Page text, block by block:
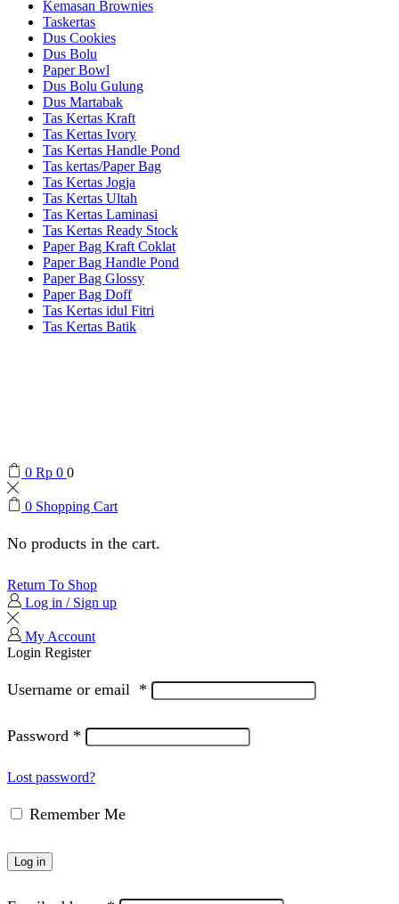
Kemasan Brownies
Taskertas
Dus Cookies
Dus Bolu
Paper Bowl
Dus Bolu Gulung
Dus Martabak
Tas Kertas Kraft
Tas Kertas Ivory
Tas Kertas Handle Pond
Tas kertas/Paper Bag
Tas Kertas Jogja
Tas Kertas Ultah
Tas Kertas Laminasi
Tas Kertas Ready Stock
Paper Bag Kraft Coklat
Paper Bag Handle Pond
Paper Bag Glossy
Paper Bag Doff
Tas Kertas idul Fitri
Tas Kertas Batik
0 Rp 0 0
0 Shopping Cart
No products in the cart.
Return To Shop
Log in / Sign up
My Account
Login Register
Username or email *
Password *
Lost password?
Remember Me
Log in